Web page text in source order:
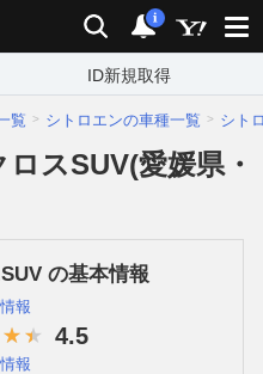
検索 通知
i
ID新規取得
覧 シトロエンの車種一覧 シト
スSUV(愛媛県・
の基本情報
報
4.5
報